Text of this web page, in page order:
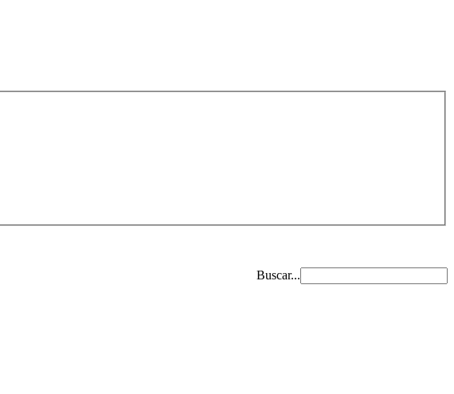
Buscar...